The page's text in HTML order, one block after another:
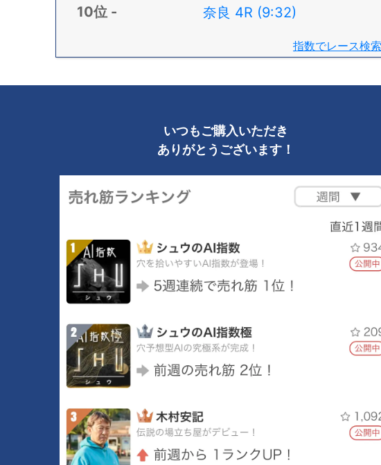
奈良 4R (9:32)
指数でレース検索
いつもご購入いただき
ありがとうございます！